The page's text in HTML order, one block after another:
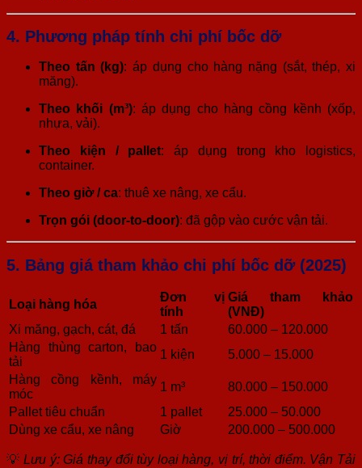
4. Phương pháp tính chi phí bốc dỡ
Theo tấn (kg): áp dụng cho hàng nặng (sắt, thép, xi
măng).
Theo khối (m³): áp dụng cho hàng cồng kềnh (xốp,
nhựa, vải).
Theo kiện / pallet: áp dụng trong kho logistics,
container.
Theo giờ / ca: thuê xe nâng, xe cẩu.
Trọn gói (door-to-door): đã gộp vào cước vận tải.
5. Bảng giá tham khảo chi phí bốc dỡ (2025)
Loại hàng hóa
Đơn vị
tính
Giá tham khảo
(VNĐ)
Xi măng, gạch, cát, đá
1 tấn
60.000 – 120.000
Hàng thùng carton, bao
tải
1 kiện
5.000 – 15.000
Hàng cồng kềnh, máy
móc
1 m³
80.000 – 150.000
Pallet tiêu chuẩn
1 pallet
25.000 – 50.000
Dùng xe cẩu, xe nâng
Giờ 200.000 – 500.000
💡Lưu ý: Giá thay đổi tùy loại hàng, vị trí, thời điểm. Vận Tải